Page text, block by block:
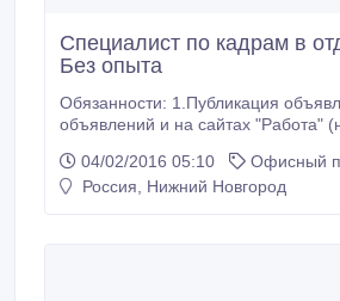
Специалист по кадрам в
Без опыта
Обязанности: 1.Публикация объявлений на досках
объявлений и на сайтах "Работа"
сотрудников. 4. Просмотр резюме
Ведение переговоров с
04/02/2016 05:10
Офисный
Россия, Нижний Новгород